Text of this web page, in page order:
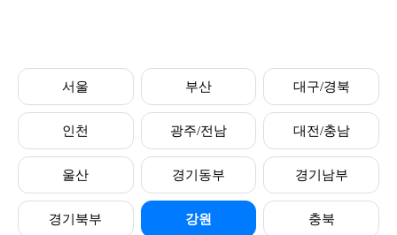
서울 부산 대구/경북
인천 광주/전남 대전/충남
울산 경기동부 경기남부
경기북부 강원 충북